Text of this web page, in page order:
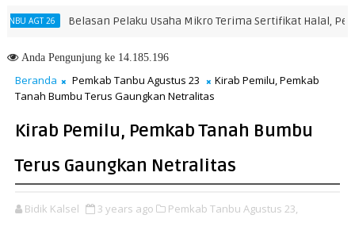
26 Belasan Pelaku Usaha Mikro Terima Sertifikat Halal, Perkuat
AndaPengunjung ke 14.185.196
Beranda Pemkab Tanbu Agustus 23
Kirab Pemilu, Pemkab
Tanah Bumbu Terus Gaungkan Netralitas
Kirab Pemilu, Pemkab Tanah Bumbu
Terus Gaungkan Netralitas
Bidik Kalsel 3 years ago Pemkab Tanbu Agustus 23,